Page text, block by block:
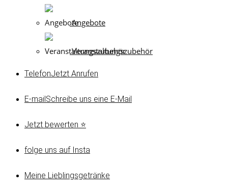
Angebote
Veranstaltungszubehör
TelefonJetzt Anrufen
E-mail Schreibe uns eine E-Mail
Jetzt bewerten ⭐
folge uns auf Insta
Meine Lieblingsgetränke